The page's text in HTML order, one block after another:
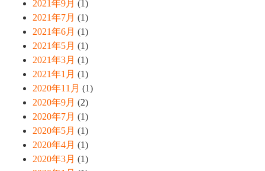
2021年9月 (1)
2021年7月 (1)
2021年6月 (1)
2021年5月 (1)
2021年3月 (1)
2021年1月 (1)
2020年11月 (1)
2020年9月 (2)
2020年7月 (1)
2020年5月 (1)
2020年4月 (1)
2020年3月 (1)